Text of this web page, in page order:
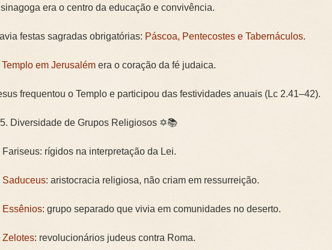
era o centro da educação e convivência.
festas sagradas obrigatórias: Páscoa, Pentecostes e Tabernáculos.
Templo em Jerusalém era o coração da fé judaica.
frequentou o Templo e participou das festividades anuais (Lc 2.41–42).
Diversidade de Grupos Religiosos ✡️📚
Fariseus: rígidos na interpretação da Lei.
Saduceus: aristocracia religiosa, não criam em ressurreição.
Essênios: grupo separado que vivia em comunidades no deserto.
Zelotes: revolucionários judeus contra Roma.